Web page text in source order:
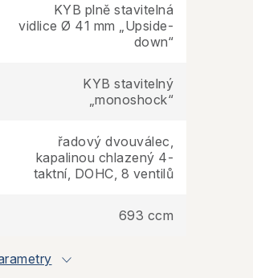
KYB plně stavitelná
vidlice Ø 41 mm „Upside-
down“
KYB stavitelný
„monoshock“
řadový dvouválec,
kapalinou chlazený 4-
taktní, DOHC, 8 ventilů
693 ccm